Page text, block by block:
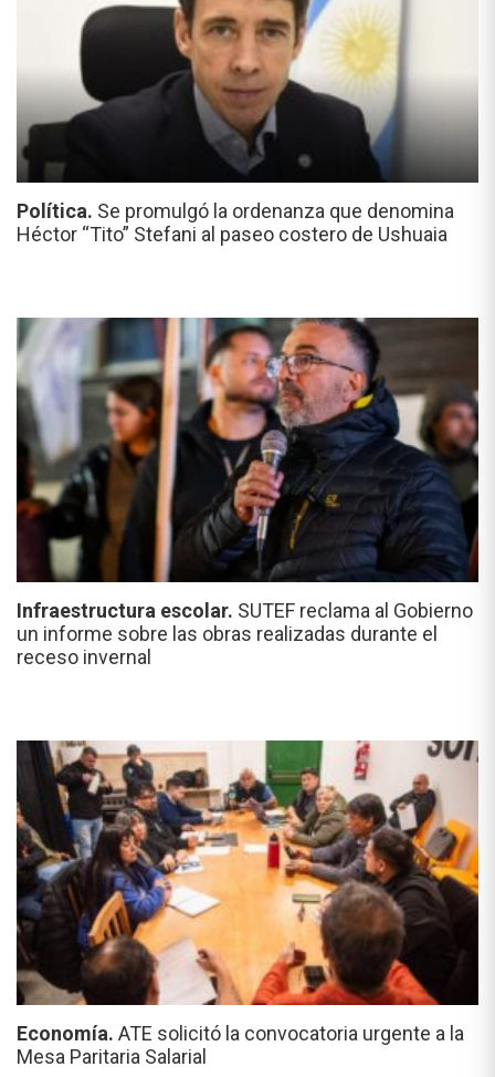
Política. Se promulgó la ordenanza que denomina
Héctor “Tito” Stefani al paseo costero de Ushuaia
Infraestructura escolar. SUTEF reclama al Gobierno
un informe sobre las obras realizadas durante el
receso invernal
Economía. ATE solicitó la convocatoria urgente a la
Mesa Paritaria Salarial